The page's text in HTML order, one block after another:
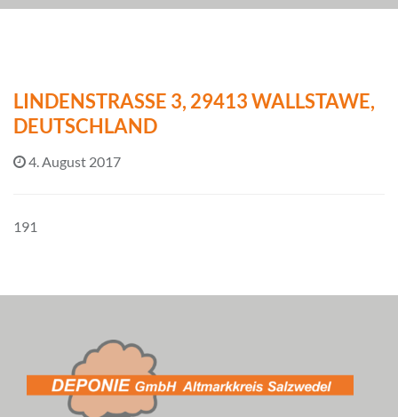
LINDENSTRASSE 3, 29413 WALLSTAWE, D
EUTSCHLAND
4. August 2017
191